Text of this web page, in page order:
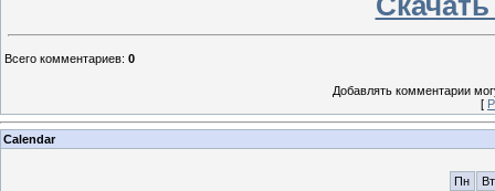
Всего комментариев: 0
Добавлять комментарии
[
Calendar
Пн Вт